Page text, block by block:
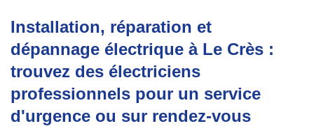
Installation, réparation et
dépannage électrique à Le Crès :
trouvez des électriciens
professionnels pour un service
d'urgence ou sur rendez-vous